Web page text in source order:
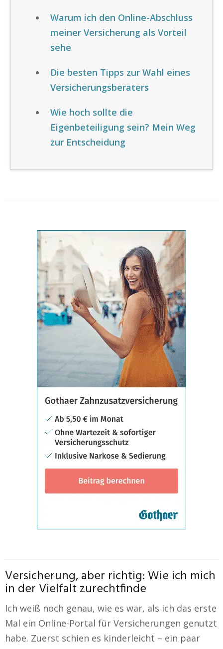
Warum ich den Online-Abschluss
meiner Versicherung als Vorteil
sehe
Die besten Tipps zur Wahl eines
Versicherungsberaters
Wie hoch sollte die
Eigenbeteiligung sein? Mein Weg
zur Entscheidung
Versicherung, aber richtig: Wie ich mich
in der Vielfalt zurechtfinde
Ich weiß noch genau, wie es war, als ich das erste
Mal ein Online-Portal für Versicherungen genutzt
habe. Zuerst schien es kinderleicht – ein paar